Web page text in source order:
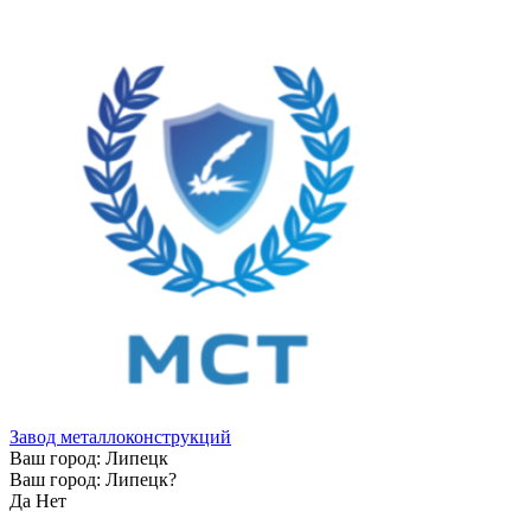
Завод металлоконструкций
Ваш город: Липецк
Ваш город: Липецк?
Да Нет